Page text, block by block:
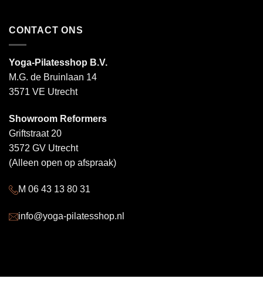
CONTACT ONS
Yoga-Pilatesshop B.V.
M.G. de Bruinlaan 14
3571 VE Utrecht
Showroom Reformers
Griftstraat 20
3572 GV Utrecht
(Alleen open op afspraak)
M 06 43 13 80 31
info@yoga-pilatesshop.nl